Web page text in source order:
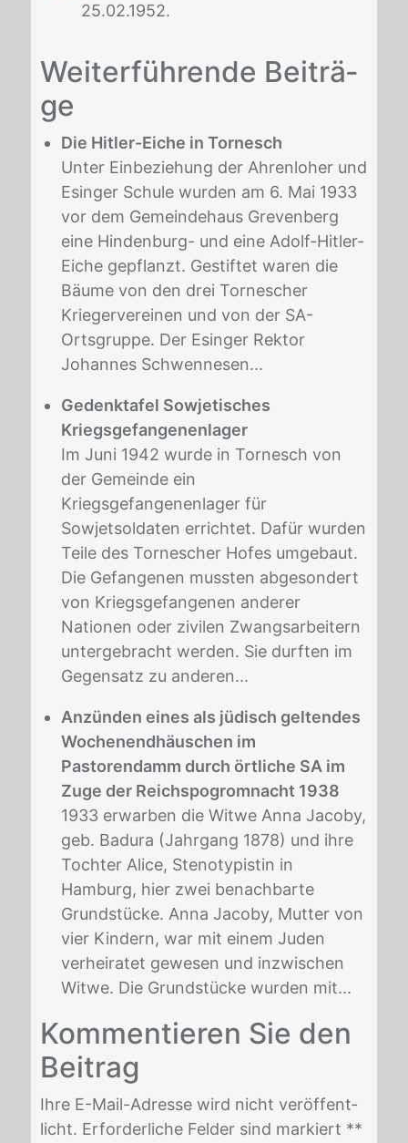
25.02.1952.
Wei­ter­füh­ren­de Bei­trä­
ge
Die Hitler-Eiche in Tornesch
Unter Einbeziehung der Ahrenloher und
Esinger Schule wurden am 6. Mai 1933
vor dem Gemeindehaus Grevenberg
eine Hindenburg- und eine Adolf-Hitler-
Eiche gepflanzt. Gestiftet waren die
Bäume von den drei Tornescher
Kriegervereinen und von der SA-
Ortsgruppe. Der Esinger Rektor
Johannes Schwennesen...
Gedenktafel Sowjetisches
Kriegsgefangenenlager
Im Juni 1942 wurde in Tornesch von
der Gemeinde ein
Kriegsgefangenenlager für
Sowjetsoldaten errichtet. Dafür wurden
Teile des Tornescher Hofes um­gebaut.
Die Gefangenen mussten abge­sondert
von Kriegsgefangenen anderer
Nationen oder zivilen Zwangsarbeitern
untergebracht werden. Sie durften im
Gegensatz zu anderen...
Anzünden eines als jüdisch geltendes
Wochenendhäuschen im
Pastorendamm durch örtliche SA im
Zuge der Reichspogromnacht 1938
1933 erwarben die Witwe Anna Jacoby,
geb. Badura (Jahrgang 1878) und ihre
Tochter Alice, Stenotypistin in
Hamburg, hier zwei benachbarte
Grundstücke. Anna Jacoby, Mutter von
vier Kindern, war mit einem Juden
verheiratet gewesen und inzwischen
Witwe. Die Grundstücke wurden mit...
Kom­men­tie­ren Sie den
Bei­trag
Ihre E-Mail-Adres­se wird nicht ver­öf­fent­
licht. Er­for­der­li­che Fel­der sind mar­kiert **